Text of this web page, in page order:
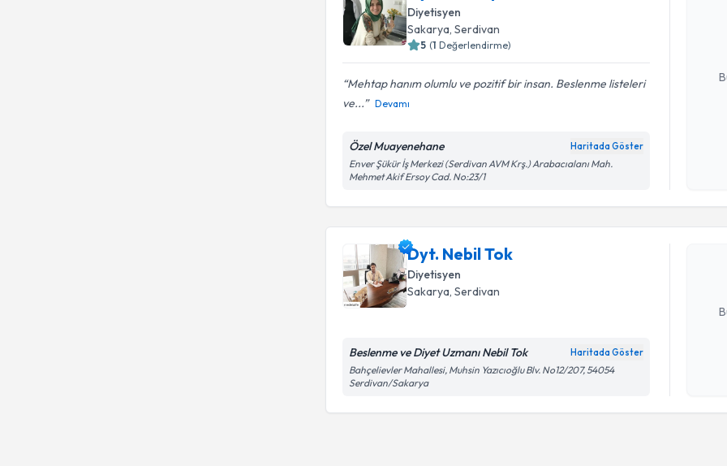
Diyetisyen
Sakarya , Serdivan
5 (1 Değerlendirme)
Mehtap hanım olumlu ve pozitif bir insan. Beslenme listeleri
ve...
Devamı
Özel Muayenehane Haritada Göster
Enver Şükür İş Merkezi (Serdivan AVM Krş.) Arabacıalanı Mah.
Mehmet Akif Ersoy Cad. No:23/1
Dyt. Nebil Tok
Diyetisyen
Sakarya , Serdivan
Beslenme ve Diyet Uzmanı Nebil Tok Haritada Göster
Bahçelievler Mahallesi, Muhsin Yazıcıoğlu Blv. No12/207, 54054
Serdivan/Sakarya
Dyt. Nebil
uzmandan